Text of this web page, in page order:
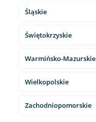
Śląskie
Świętokrzyskie
Warmińsko-Mazurskie
Wielkopolskie
Zachodniopomorskie